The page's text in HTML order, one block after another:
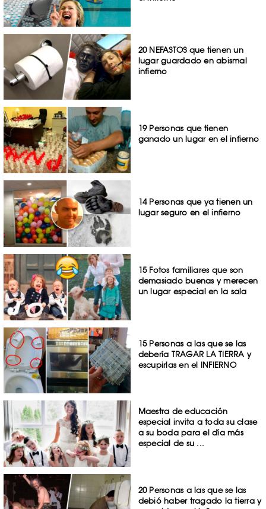
20 NEFASTOS que tienen un
lugar guardado en abismal
infierno
19 Personas que tienen
ganado un lugar en el infierno
14 Personas que ya tienen un
lugar seguro en el infierno
15 Fotos familiares que son
demasiado buenas y merecen
un lugar especial en la sala
15 Personas a las que se las
debería TRAGAR LA TIERRA y
escupirlas en el INFIERNO
Maestra de educación
especial invita a toda su clase
a su boda para el día más
especial de su ...
20 Personas a las que se las
debió haber tragado la tierra y